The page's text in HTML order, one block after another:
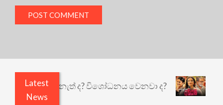
Latest
News
කුඩු නැත් ද? විශෝධනය වෙනවා ද?